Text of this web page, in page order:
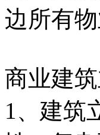
边所有
商业建
1、建筑